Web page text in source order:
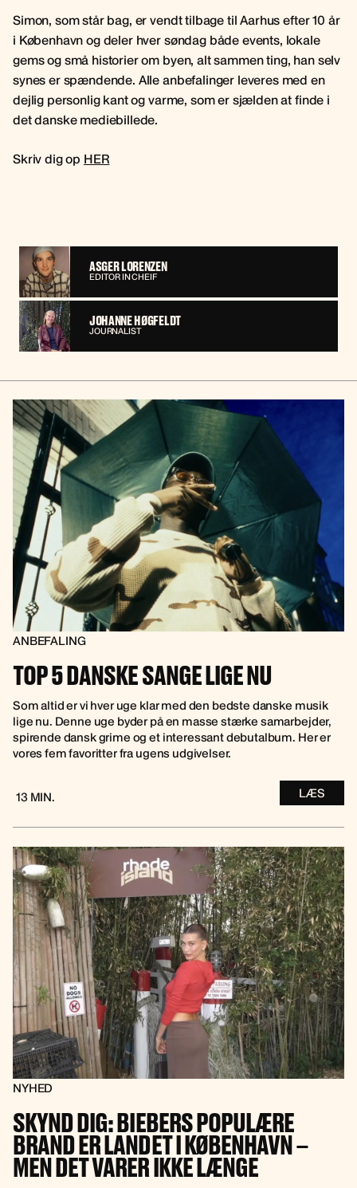
Simon, som står bag, er vendt tilbage til Aarhus efter 10 år
i København og deler hver søndag både events, lokale
gems og små historier om byen, alt sammen ting, han selv
synes er spændende. Alle anbefalinger leveres med en
dejlig personlig kant og varme, som er sjælden at finde i
det danske mediebillede.
Skriv dig op HER
ASGER LORENZEN
EDITOR IN CHEIF
JOHANNE HØGFELDT
JOURNALIST
ANBEFALING
TOP 5 DANSKE SANGE LIGE NU
Som altid er vi hver uge klar med den bedste danske musik
lige nu. Denne uge byder på en masse stærke samarbejder,
spirende dansk grime og et interessant debutalbum. Her er
vores fem favoritter fra ugens udgivelser.
13 MIN. LÆS
NYHED
SKYND DIG: BIEBERS POPULÆRE
BRAND ER LANDET I KØBENHAVN –
MEN DET VARER IKKE LÆNGE